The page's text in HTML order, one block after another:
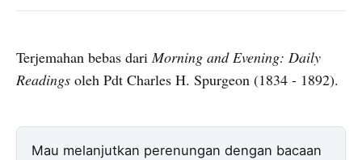
Terjemahan bebas dariMorning and Evening: Daily
Readings oleh Pdt Charles H. Spurgeon (1834 - 1892).
Mau melanjutkan perenungan dengan bacaan